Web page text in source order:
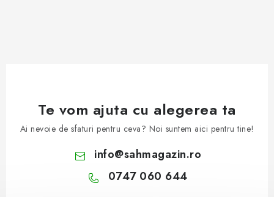
Te vom ajuta cu alegerea ta
Ai nevoie de sfaturi pentru ceva? Noi suntem aici pentru tine!
info@sahmagazin.ro
0747 060 644